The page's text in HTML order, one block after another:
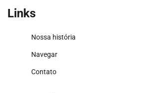
Links
Nossa história
Navegar
Contato